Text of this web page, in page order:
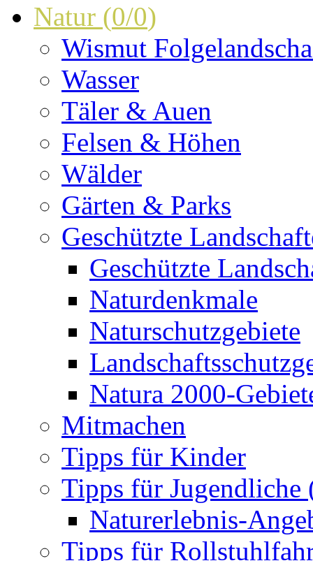
Natur (0/0)
Wismut
Wasser
Täler & Auen
Felsen & Höhen
Wälder
Gärten & Parks
Geschützte
Geschützte
Naturdenkmale
Naturschutzgebiete
Natura 2000-
Mitmachen
Tipps für Kinder
Tipps für Jugendliche
Naturerlebnis-
Tipps für